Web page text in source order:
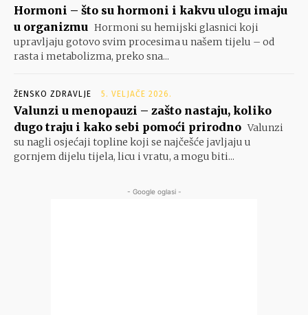
Hormoni – što su hormoni i kakvu ulogu imaju
u organizmu Hormoni su hemijski glasnici koji
upravljaju gotovo svim procesima u našem tijelu – od
rasta i metabolizma, preko sna...
ŽENSKO ZDRAVLJE 5. VELJAČE 2026.
Valunzi u menopauzi – zašto nastaju, koliko
dugo traju i kako sebi pomoći prirodno Valunzi
su nagli osjećaji topline koji se najčešće javljaju u
gornjem dijelu tijela, licu i vratu, a mogu biti...
- Google oglasi -